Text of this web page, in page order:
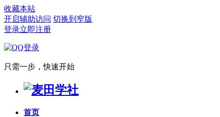
收藏本站
开启辅助访问 切换到窄版
登录立即注册
只需一步，快速开始
首页